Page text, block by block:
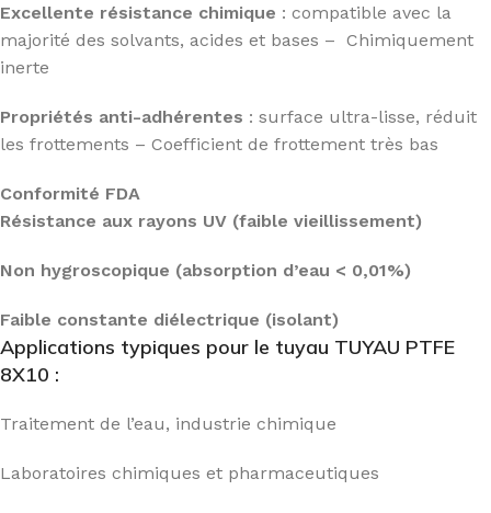
Excellente résistance chimique : compatible avec la
majorité des solvants, acides et bases – Chimiquement
inerte
Propriétés anti-adhérentes : surface ultra-lisse, réduit
les frottements – Coefficient de frottement très bas
Conformité FDA
Résistance aux rayons UV (faible vieillissement)
Non hygroscopique (absorption d’eau < 0,01%)
Faible constante diélectrique (isolant)
Applications typiques pour le tuyau TUYAU PTFE
8X10 :
Traitement de l’eau, industrie chimique
Laboratoires chimiques et pharmaceutiques